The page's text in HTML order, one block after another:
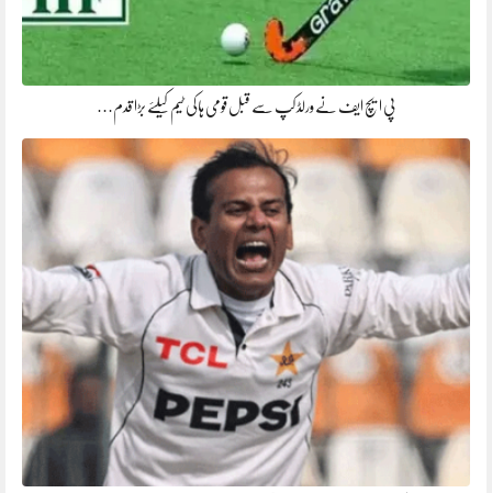
پی ایچ ایف نے ورلڈ کپ سے قبل قومی ہاکی ٹیم کیلئے بڑا قدم…